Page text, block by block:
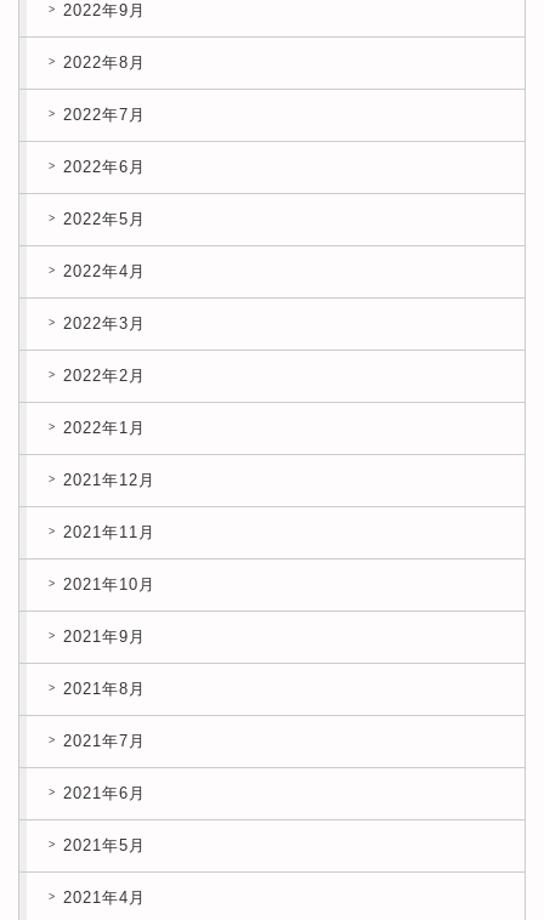
2022年9月
2022年8月
2022年7月
2022年6月
2022年5月
2022年4月
2022年3月
2022年2月
2022年1月
2021年12月
2021年11月
2021年10月
2021年9月
2021年8月
2021年7月
2021年6月
2021年5月
2021年4月